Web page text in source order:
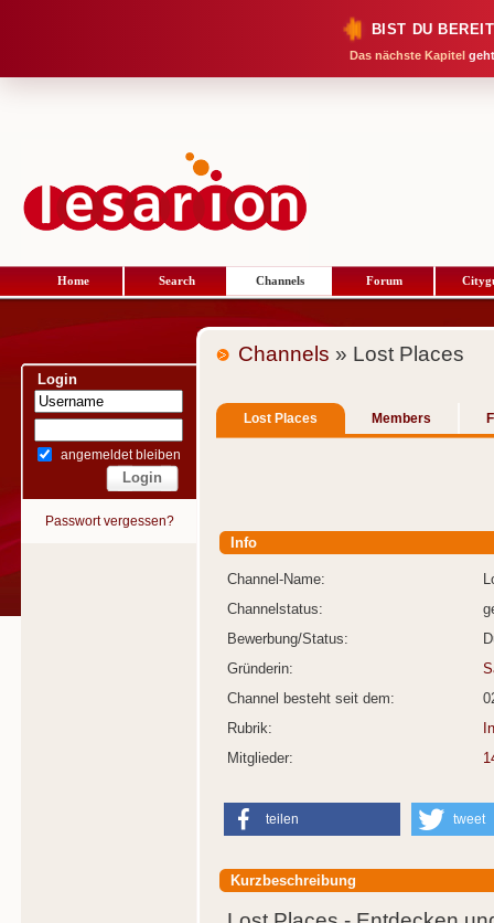
BIST DU
Das nächste Kapitel
Home Search Channels Forum
Login
angemeldet bleiben
Passwort vergessen?
Channels » Lost Places
Lost Places Members
Info
Channel-Name:
Channelstatus:
Bewerbung/Status:
Gründerin:
Channel besteht seit dem:
Rubrik:
Mitglieder:
teilen tweet
Kurzbeschreibung